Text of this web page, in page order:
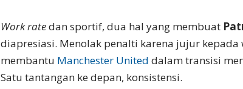
Work ratedan sportif, dua hal yang membuat
diapresiasi. Menolak penalti karena jujur kepada
membantu Manchester United dalam transisi
Satu tantangan ke depan, konsistensi.